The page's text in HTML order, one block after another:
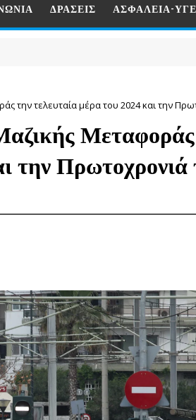
ΔΡΑΣΕΙΣ ΑΣΦΑΛΕΙΑ-
την τελευταία μέρα του 2024 και την
την Πρωτοχρονιά